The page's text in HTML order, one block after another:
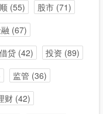
(55) 股市(71)
(67)
贷(42) 投资 (89)
监管 (36)
财(42)